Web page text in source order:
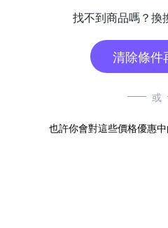
找不到商品嗎？換
清除條件
或
也許你會對這些價格優惠中